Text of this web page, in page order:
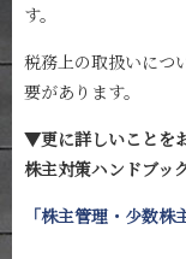
す。
税務上の取扱いにつ
要があります。
▼更に詳しいことを
株主対策ハンドブッ
「株主管理・少数株